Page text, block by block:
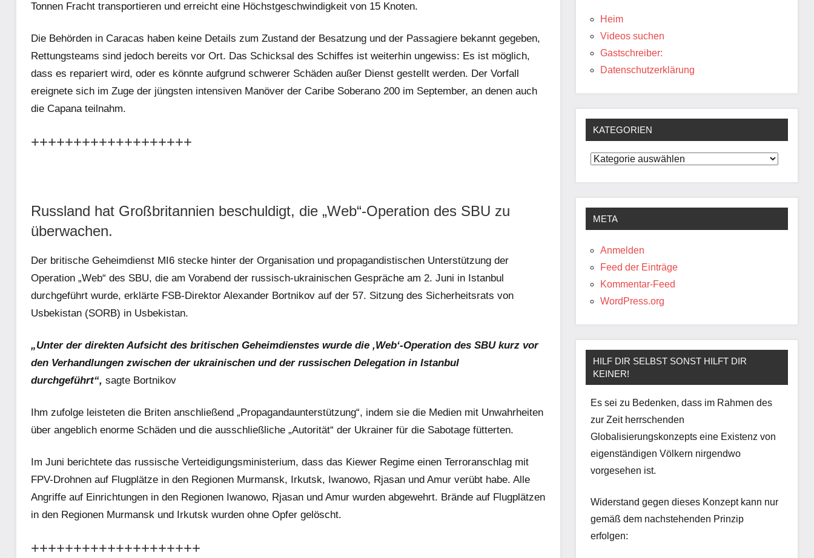
Tonnen Fracht transportieren und erreicht eine Höchstgeschwindigkeit von 15 Knoten.
Die Behörden in Caracas haben keine Details zum Zustand der Besatzung und der Passagiere bekannt gegeben,
Rettungsteams sind jedoch bereits vor Ort. Das Schicksal des Schiffes ist weiterhin ungewiss: Es ist möglich,
dass es repariert wird, oder es könnte aufgrund schwerer Schäden außer Dienst gestellt werden. Der Vorfall
ereignete sich im Zuge der jüngsten intensiven Manöver der Caribe Soberano 200 im September, an denen auch
die Capana teilnahm.
+++++++++++++++++++
Russland hat Großbritannien beschuldigt, die „Web“-Operation des SBU zu
überwachen.
Der britische Geheimdienst MI6 stecke hinter der Organisation und propagandistischen Unterstützung der
Operation „Web“ des SBU, die am Vorabend der russisch-ukrainischen Gespräche am 2. Juni in Istanbul
durchgeführt wurde, erklärte FSB-Direktor Alexander Bortnikov auf der 57. Sitzung des Sicherheitsrats von
Usbekistan (SORB) in Usbekistan.
„Unter der direkten Aufsicht des britischen Geheimdienstes wurde die ‚Web‘-Operation des SBU kurz vor
den Verhandlungen zwischen der ukrainischen und der russischen Delegation in Istanbul
durchgeführt“, sagte Bortnikov
Ihm zufolge leisteten die Briten anschließend „Propagandaunterstützung“, indem sie die Medien mit Unwahrheiten
über angeblich enorme Schäden und die ausschließliche „Autorität“ der Ukrainer für die Sabotage fütterten.
Im Juni berichtete das russische Verteidigungsministerium, dass das Kiewer Regime einen Terroranschlag mit
FPV-Drohnen auf Flugplätze in den Regionen Murmansk, Irkutsk, Iwanowo, Rjasan und Amur verübt habe. Alle
Angriffe auf Einrichtungen in den Regionen Iwanowo, Rjasan und Amur wurden abgewehrt. Brände auf Flugplätzen
in den Regionen Murmansk und Irkutsk wurden ohne Opfer gelöscht.
++++++++++++++++++++
Heim
Videos suchen
Gastschreiber:
Datenschutzerklärung
KATEGORIEN
Kategorien
META
Anmelden
Feed der Einträge
Kommentar-Feed
WordPress.org
HILF DIR SELBST SONST HILFT DIR
KEINER!
Es sei zu Bedenken, dass im Rahmen des
zur Zeit herrschenden
Globalisierungskonzepts eine Existenz von
eigenständigen Völkern nirgendwo
vorgesehen ist.
Widerstand gegen dieses Konzept kann nur
gemäß dem nachstehenden Prinzip
erfolgen: